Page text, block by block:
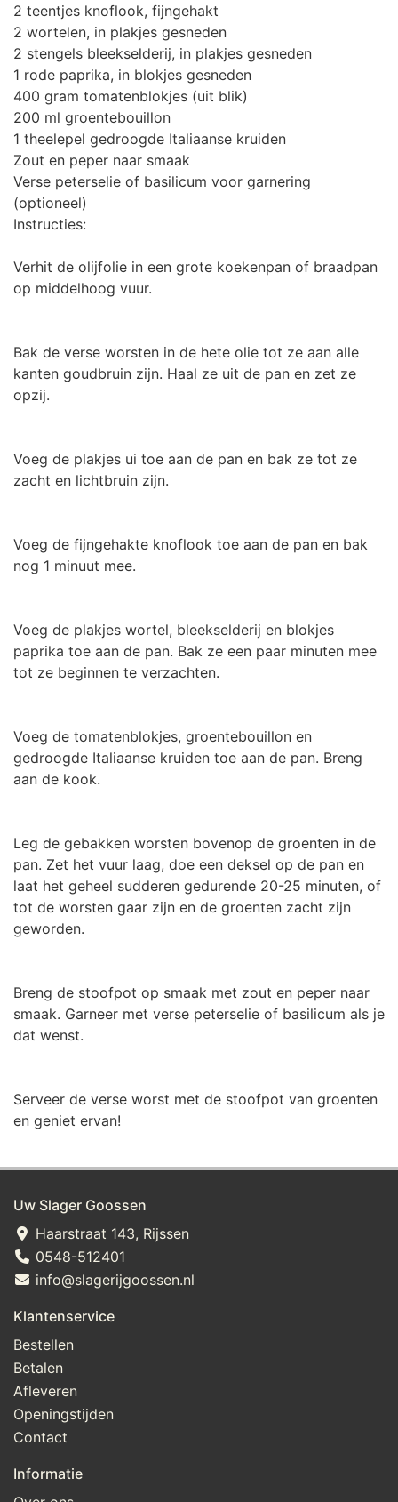
2 teentjes knoflook, fijngehakt
2 wortelen, in plakjes gesneden
2 stengels bleekselderij, in plakjes gesneden
1 rode paprika, in blokjes gesneden
400 gram tomatenblokjes (uit blik)
200 ml groentebouillon
1 theelepel gedroogde Italiaanse kruiden
Zout en peper naar smaak
Verse peterselie of basilicum voor garnering
(optioneel)
Instructies:
Verhit de olijfolie in een grote koekenpan of braadpan
op middelhoog vuur.
Bak de verse worsten in de hete olie tot ze aan alle
kanten goudbruin zijn. Haal ze uit de pan en zet ze
opzij.
Voeg de plakjes ui toe aan de pan en bak ze tot ze
zacht en lichtbruin zijn.
Voeg de fijngehakte knoflook toe aan de pan en bak
nog 1 minuut mee.
Voeg de plakjes wortel, bleekselderij en blokjes
paprika toe aan de pan. Bak ze een paar minuten mee
tot ze beginnen te verzachten.
Voeg de tomatenblokjes, groentebouillon en
gedroogde Italiaanse kruiden toe aan de pan. Breng
aan de kook.
Leg de gebakken worsten bovenop de groenten in de
pan. Zet het vuur laag, doe een deksel op de pan en
laat het geheel sudderen gedurende 20-25 minuten, of
tot de worsten gaar zijn en de groenten zacht zijn
geworden.
Breng de stoofpot op smaak met zout en peper naar
smaak. Garneer met verse peterselie of basilicum als je
dat wenst.
Serveer de verse worst met de stoofpot van groenten
en geniet ervan!
Uw Slager Goossen
Haarstraat 143, Rijssen
0548-512401
info@slagerijgoossen.nl
Klantenservice
Bestellen
Betalen
Afleveren
Openingstijden
Contact
Informatie